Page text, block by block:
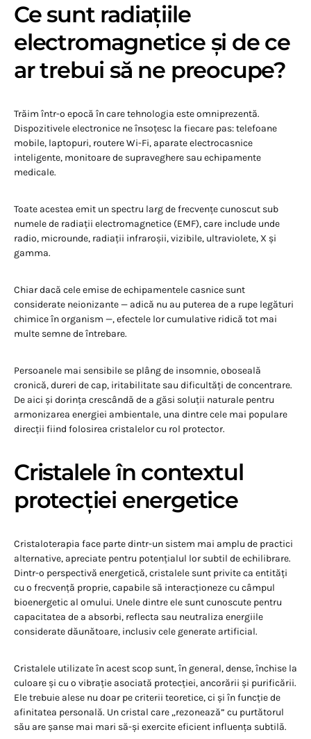
Ce sunt radiațiile
electromagnetice și de ce
ar trebui să ne preocupe?
Trăim într-o epocă în care tehnologia este omniprezentă.
Dispozitivele electronice ne însoțesc la fiecare pas: telefoane
mobile, laptopuri, routere Wi-Fi, aparate electrocasnice
inteligente, monitoare de supraveghere sau echipamente
medicale.
Toate acestea emit un spectru larg de frecvențe cunoscut sub
numele de radiații electromagnetice (EMF), care include unde
radio, microunde, radiații infraroșii, vizibile, ultraviolete, X și
gamma.
Chiar dacă cele emise de echipamentele casnice sunt
considerate neionizante — adică nu au puterea de a rupe legături
chimice în organism —, efectele lor cumulative ridică tot mai
multe semne de întrebare.
Persoanele mai sensibile se plâng de insomnie, oboseală
cronică, dureri de cap, iritabilitate sau dificultăți de concentrare.
De aici și dorința crescândă de a găsi soluții naturale pentru
armonizarea energiei ambientale, una dintre cele mai populare
direcții fiind folosirea cristalelor cu rol protector.
Cristalele în contextul
protecției energetice
Cristaloterapia face parte dintr-un sistem mai amplu de practici
alternative, apreciate pentru potențialul lor subtil de echilibrare.
Dintr-o perspectivă energetică, cristalele sunt privite ca entități
cu o frecvență proprie, capabile să interacționeze cu câmpul
bioenergetic al omului. Unele dintre ele sunt cunoscute pentru
capacitatea de a absorbi, reflecta sau neutraliza energiile
considerate dăunătoare, inclusiv cele generate artificial.
Cristalele utilizate în acest scop sunt, în general, dense, închise la
culoare și cu o vibrație asociată protecției, ancorării și purificării.
Ele trebuie alese nu doar pe criterii teoretice, ci și în funcție de
afinitatea personală. Un cristal care „rezonează” cu purtătorul
său are șanse mai mari să-și exercite eficient influența subtilă.